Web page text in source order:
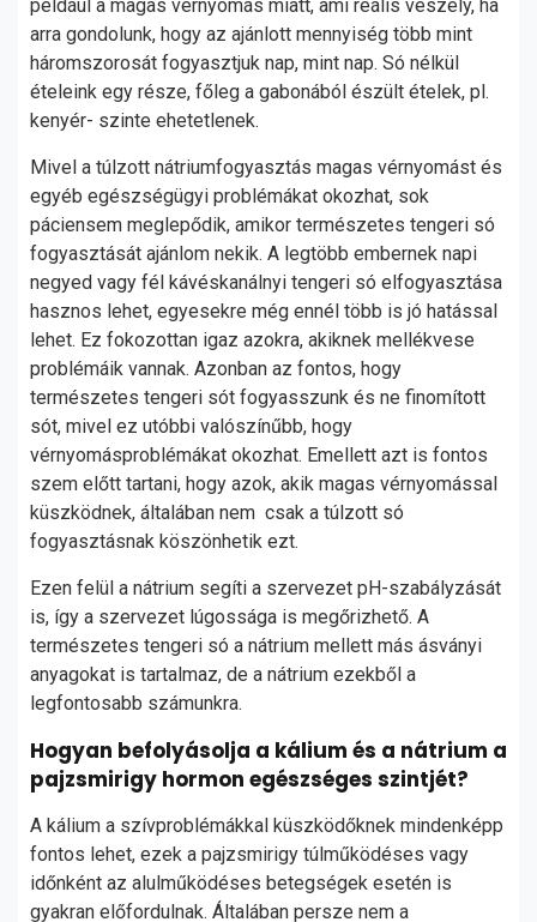
például a magas vérnyomás miatt, ami reális veszély, ha
arra gondolunk, hogy az ajánlott mennyiség több mint
háromszorosát fogyasztjuk nap, mint nap. Só nélkül
ételeink egy része, főleg a gabonából észült ételek, pl.
kenyér- szinte ehetetlenek.
Mivel a túlzott nátriumfogyasztás magas vérnyomást és
egyéb egészségügyi problémákat okozhat, sok
páciensem meglepődik, amikor természetes tengeri só
fogyasztását ajánlom nekik. A legtöbb embernek napi
negyed vagy fél kávéskanálnyi tengeri só elfogyasztása
hasznos lehet, egyesekre még ennél több is jó hatással
lehet. Ez fokozottan igaz azokra, akiknek mellékvese
problémáik vannak. Azonban az fontos, hogy
természetes tengeri sót fogyasszunk és ne finomított
sót, mivel ez utóbbi valószínűbb, hogy
vérnyomásproblémákat okozhat. Emellett azt is fontos
szem előtt tartani, hogy azok, akik magas vérnyomással
küszködnek, általában nem csak a túlzott só
fogyasztásnak köszönhetik ezt.
Ezen felül a nátrium segíti a szervezet pH-szabályzását
is, így a szervezet lúgossága is megőrizhető. A
természetes tengeri só a nátrium mellett más ásványi
anyagokat is tartalmaz, de a nátrium ezekből a
legfontosabb számunkra.
Hogyan befolyásolja a kálium és a nátrium a
pajzsmirigy hormon egészséges szintjét?
A kálium a szívproblémákkal küszködőknek mindenképp
fontos lehet, ezek a pajzsmirigy túlműködéses vagy
időnként az alulműködéses betegségek esetén is
gyakran előfordulnak. Általában persze nem a